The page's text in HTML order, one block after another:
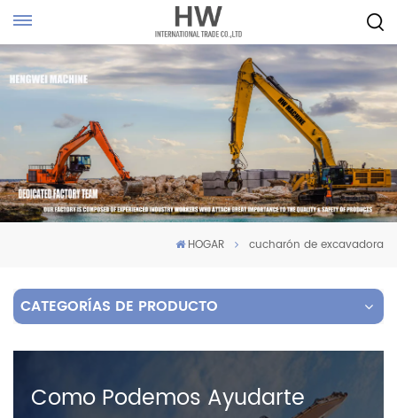
HOGAR cucharón de excavadora
CATEGORÍAS DE PRODUCTO
Como Podemos Ayudarte